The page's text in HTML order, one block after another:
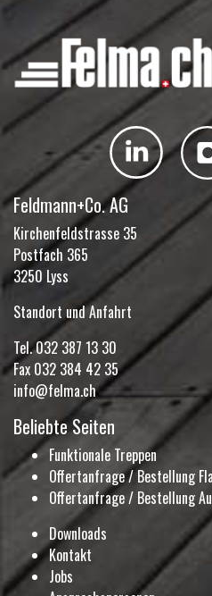
Feldmann+Co. AG
Kirchenfeldstrasse 35
Postfach 365
3250 Lyss
Standort und Anfahrt
Tel.032 387 13 30
Fax 032 384 42 35
info@felma.ch
Beliebte Seiten
Funktionale Treppen
Offertanfrage / Bestellung
Offertanfrage / Bestellung
Downloads
Kontakt
Jobs